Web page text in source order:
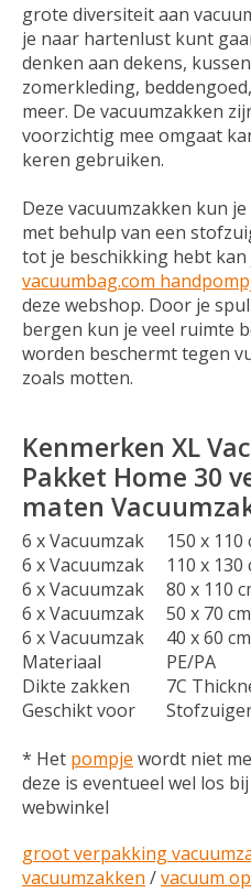
grote diversiteit aan
je naar hartenlust kunt
denken aan dekens,
zomerkleding,
meer. De vacuumzakken
voorzichtig mee omgaat
keren gebruiken.
Deze vacuumzakken kun
met behulp van een
tot je beschikking hebt
vacuumbag.com
deze webshop. Door je
bergen kun je veel ruimte
worden beschermt tegen
zoals motten.
Kenmerken XL
Pakket Home 30
maten
6 x Vacuumzak
150 x 110
6 x Vacuumzak 110 x 130
6 x Vacuumzak
80 x 110
6 x Vacuumzak
50 x 70 cm
6 x Vacuumzak
40 x 60 cm
Materiaal
PE/PA
Dikte zakken
7C
Geschikt voor
* Het pompje wordt niet
deze is eventueel wel los
webwinkel
groot verpakking
vacuumzakken /vacuum